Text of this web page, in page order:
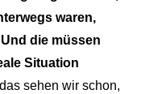
waren,
die müssen
Situation
sehen wir schon,